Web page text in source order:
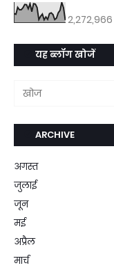
2,272,966
यह ब्लॉग खोजें
ARCHIVE
अगस्त
जुलाई
जून
मई
अप्रैल
मार्च